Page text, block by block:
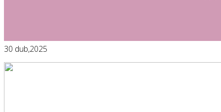
30 dub,2025